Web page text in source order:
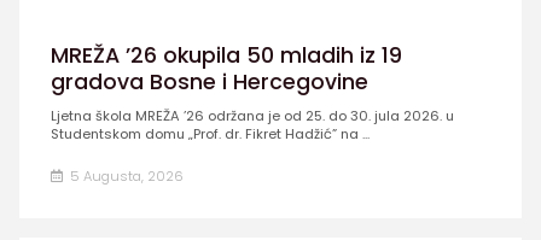
MREŽA ’26 okupila 50 mladih iz 19
gradova Bosne i Hercegovine
Ljetna škola MREŽA ’26 održana je od 25. do 30. jula 2026. u
Studentskom domu „Prof. dr. Fikret Hadžić” na ...
5 Augusta, 2026